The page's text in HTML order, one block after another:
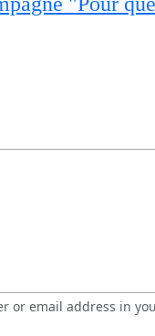
or email address in